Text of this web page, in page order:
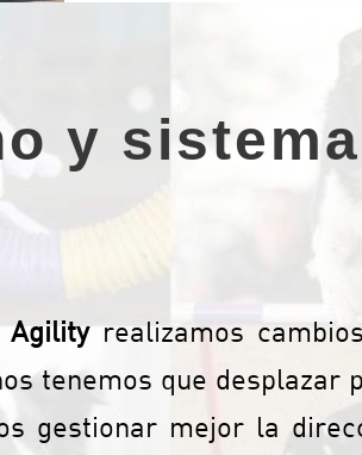
y
Agilityrealizamos
tenemos que desplazar
gestionar mejor la